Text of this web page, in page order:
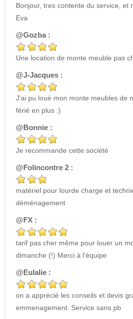
Bonjour, tres contente du service, et
Eva
@Gozba :
Une location de monte meuble pas
@J-Jacques :
J'ai pu loué mon monte meubles de
férié en plus :)
@Bonnie :
Je recommande cette société
@Folincontre 2 :
matériel pour lourde charge et
déménagement
@FX :
tarif pas cher même pour louer un
dimanche (!) Merci à l'équipe
@Eulalie :
on a apprécié les conseils et devis
emmenagement. Service sans pb